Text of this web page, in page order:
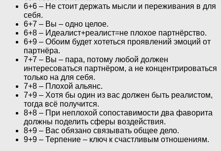
6+6 – Не стоит держать мысли и переживания в для
себя.
6+7 – Вы – одно целое.
6+8 – Идеалист+реалист=не плохое партнёрство.
6+9 – Обоим будет хотеться проявлений эмоций от
партнёра.
7+7 – Вы – пара, потому любой должен
интересоваться партнёром, а не концентрироваться
только на для себя.
7+8 – Плохой альянс.
7+9 – Хотя бы один из вас должен быть реалистом,
тогда всё получится.
8+8 – При неплохой сопоставимости два фаворита
должны поделить сферы воздействия.
8+9 – Вас обязано связывать общее дело.
9+9 – Терпение – ключ к счастливым отношениям.